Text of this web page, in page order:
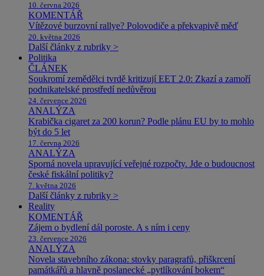
10. června 2026
KOMENTÁŘ
Vítězové burzovní rallye? Polovodiče a překvapivě měď
20. května 2026
Další články z rubriky >
Politika
ČLÁNEK
Soukromí zemědělci tvrdě kritizují EET 2.0: Zkazí a zamoří
podnikatelské prostředí nedůvěrou
24. července 2026
ANALÝZA
Krabička cigaret za 200 korun? Podle plánu EU by to mohlo
být do 5 let
17. června 2026
ANALÝZA
Sporná novela upravující veřejné rozpočty. Jde o budoucnost
české fiskální politiky?
7. května 2026
Další články z rubriky >
Reality
KOMENTÁŘ
Zájem o bydlení dál poroste. A s ním i ceny
23. července 2026
ANALÝZA
Novela stavebního zákona: stovky paragrafů, přiškrcení
památkářů a hlavně poslanecké „pytlíkování bokem“